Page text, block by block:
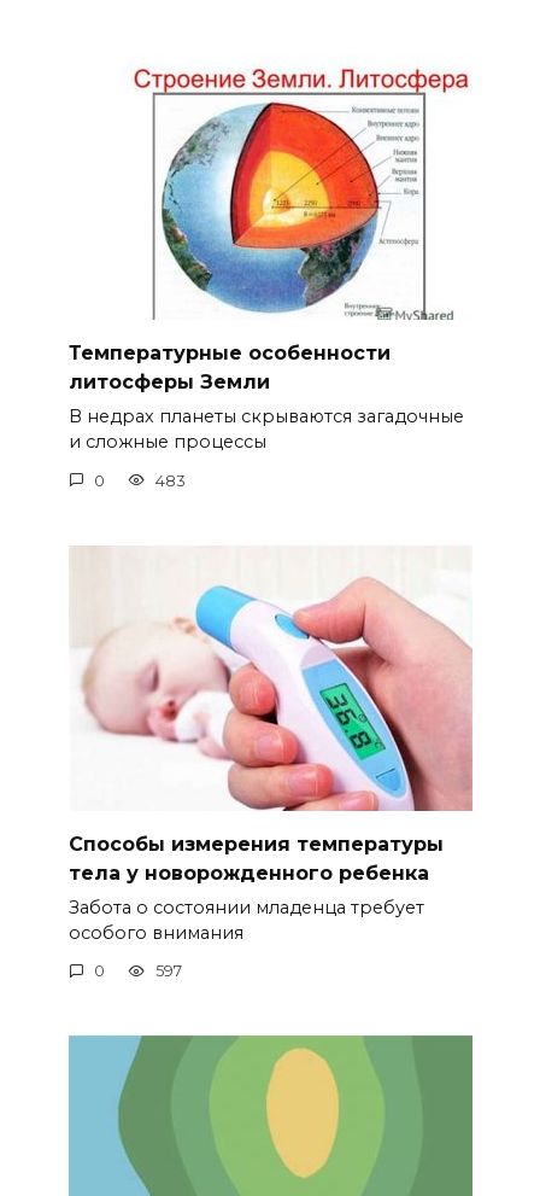
Температурные особенности
литосферы Земли
В недрах планеты скрываются загадочные
и сложные процессы
0 483
Способы измерения температуры
тела у новорожденного ребенка
Забота о состоянии младенца требует
особого внимания
0 597